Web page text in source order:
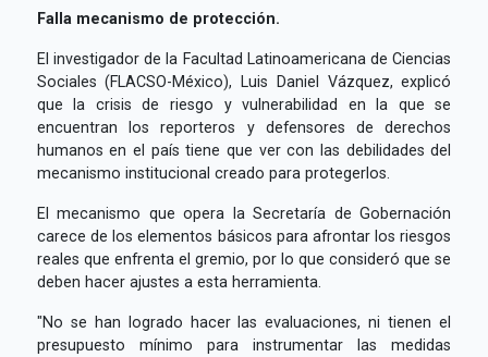
Falla mecanismo de protección.
El investigador de la Facultad Latinoamericana de Ciencias
Sociales (FLACSO-México), Luis Daniel Vázquez, explicó
que la crisis de riesgo y vulnerabilidad en la que se
encuentran los reporteros y defensores de derechos
humanos en el país tiene que ver con las debilidades del
mecanismo institucional creado para protegerlos.
El mecanismo que opera la Secretaría de Gobernación
carece de los elementos básicos para afrontar los riesgos
reales que enfrenta el gremio, por lo que consideró que se
deben hacer ajustes a esta herramienta.
"No se han logrado hacer las evaluaciones, ni tienen el
presupuesto mínimo para instrumentar las medidas